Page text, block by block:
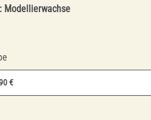
Modellierwachse
€